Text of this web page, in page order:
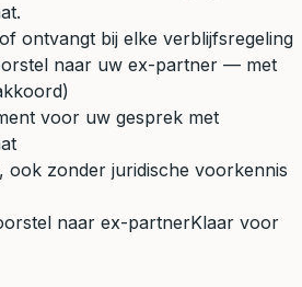
ontvangt bij elke verblijfsregeling
naar uw ex-partner — met
voor uw gesprek met
ook zonder juridische voorkennis
naar ex-partnerKlaar voor